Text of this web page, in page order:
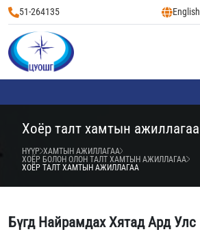
51-264135 English
Хоёр талт хамтын ажиллагаа
НҮҮР ХАМТЫН АЖИЛЛАГАА
ХОЁР БОЛОН ОЛОН ТАЛТ ХАМТЫН АЖИЛЛАГАА
ХОЁР ТАЛТ ХАМТЫН АЖИЛЛАГАА
Бүгд Найрамдах Хятад Ард Улс